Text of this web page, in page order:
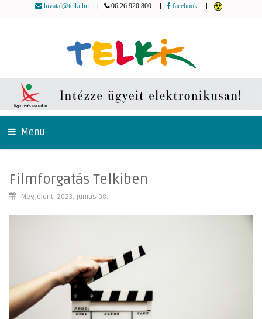
hivatal@telki.hu 06 26 920 800 facebook
Menu
Filmforgatás Telkiben
Megjelent: 2023. június 08.